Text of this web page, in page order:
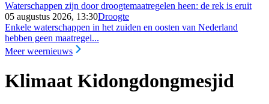
Waterschappen zijn door droogtemaatregelen heen: de rek is eruit
05 augustus 2026, 13:30Droogte
Enkele waterschappen in het zuiden en oosten van Nederland
hebben geen maatregel...
Meer weernieuws
Klimaat Kidongdongmesjid